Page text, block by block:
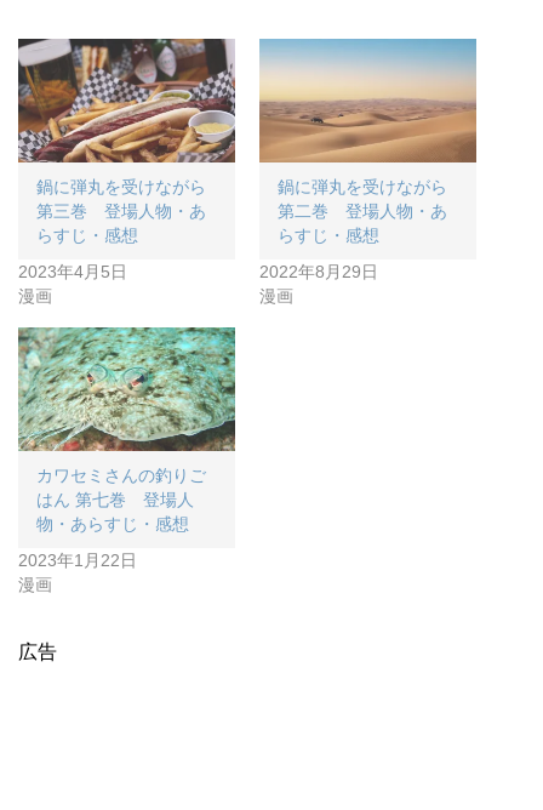
鍋に弾丸を受けながら
第三巻 登場人物・あ
らすじ・感想
2023年4月5日
漫画
鍋に弾丸を受けながら
第二巻 登場人物・あ
らすじ・感想
2022年8月29日
漫画
カワセミさんの釣りご
はん 第七巻 登場人
物・あらすじ・感想
2023年1月22日
漫画
広告